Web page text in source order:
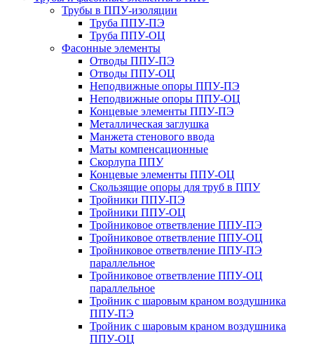
Трубы в ППУ-изоляции
Труба ППУ-ПЭ
Труба ППУ-ОЦ
Фасонные элементы
Отводы ППУ-ПЭ
Отводы ППУ-ОЦ
Неподвижные опоры ППУ-ПЭ
Неподвижные опоры ППУ-ОЦ
Концевые элементы ППУ-ПЭ
Металлическая заглушка
Манжета стенового ввода
Маты компенсационные
Скорлупа ППУ
Концевые элементы ППУ-ОЦ
Скользящие опоры для труб в ППУ
Тройники ППУ-ПЭ
Тройники ППУ-ОЦ
Тройниковое ответвление ППУ-ПЭ
Тройниковое ответвление ППУ-ОЦ
Тройниковое ответвление ППУ-ПЭ
параллельное
Тройниковое ответвление ППУ-ОЦ
параллельное
Тройник с шаровым краном воздушника
ППУ-ПЭ
Тройник с шаровым краном воздушника
ППУ-ОЦ